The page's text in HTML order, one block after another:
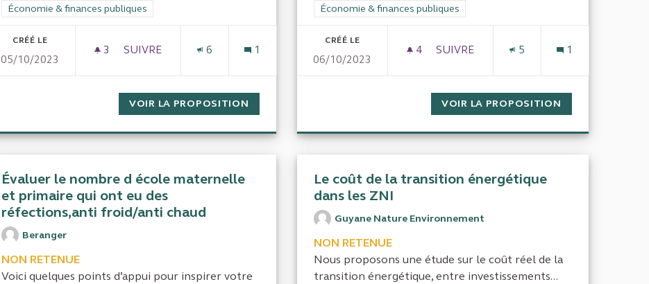
Filtrer les résultats de la catégorie : Économie & finances publiques
Économie & finances publiques
CRÉÉ LE
05/10/2023
3 3 ABONNÉS
SUIVRE
COÛTS CACHÉS DES PROJETS DE CONCESSIONS
6 1
VOIR LA PROPOSITION COÛTS CACHÉS DES PROJETS DE CONCESSIONS
Filtrer les résultats de la catégorie : Économie & finances publiques
Économie & finances publiques
CRÉÉ LE
06/10/2023
4 4 ABONNÉS
SUIVRE
5 1
VOIR LA PROPOSITION
Évaluer le nombre d école maternelle
et primaire qui ont eu des
réfections,anti froid/anti chaud
Beranger
NON RETENUE
Voici quelques points d’appui pour inspirer votre
Le coût de la transition énergétique
dans les ZNI
Guyane Nature Environnement
NON RETENUE
Nous proposons une étude sur le coût réel de la
transition énergétique, entre investissements...